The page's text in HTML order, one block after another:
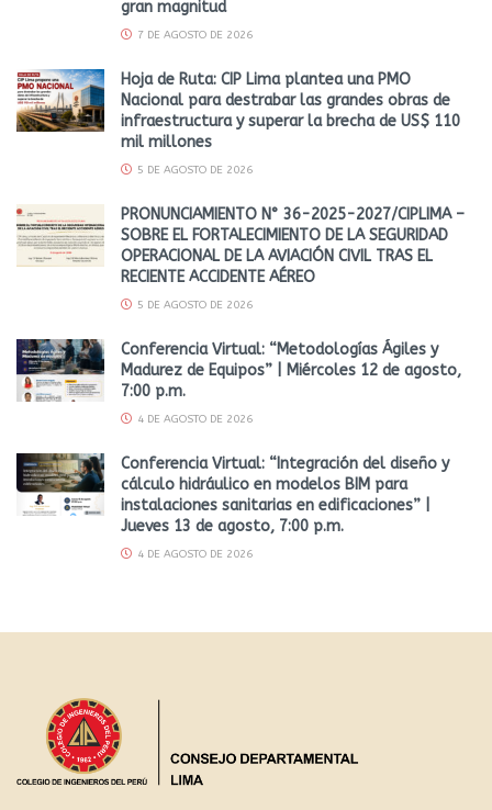
gran magnitud
7 DE AGOSTO DE 2026
Hoja de Ruta: CIP Lima plantea una PMO
Nacional para destrabar las grandes obras de
infraestructura y superar la brecha de US$ 110
mil millones
5 DE AGOSTO DE 2026
PRONUNCIAMIENTO N° 36-2025-2027/CIPLIMA –
SOBRE EL FORTALECIMIENTO DE LA SEGURIDAD
OPERACIONAL DE LA AVIACIÓN CIVIL TRAS EL
RECIENTE ACCIDENTE AÉREO
5 DE AGOSTO DE 2026
Conferencia Virtual: “Metodologías Ágiles y
Madurez de Equipos” | Miércoles 12 de agosto,
7:00 p.m.
4 DE AGOSTO DE 2026
Conferencia Virtual: “Integración del diseño y
cálculo hidráulico en modelos BIM para
instalaciones sanitarias en edificaciones” |
Jueves 13 de agosto, 7:00 p.m.
4 DE AGOSTO DE 2026